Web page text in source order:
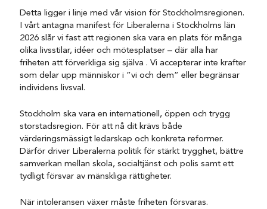
Detta ligger i linje med vår vision för Stockholmsregionen.
I vårt antagna manifest för Liberalerna i Stockholms län
2026 slår vi fast att regionen ska vara en plats för många
olika livsstilar, idéer och mötesplatser – där alla har
friheten att förverkliga sig själva . Vi accepterar inte krafter
som delar upp människor i ”vi och dem” eller begränsar
individens livsval.
Stockholm ska vara en internationell, öppen och trygg
storstadsregion. För att nå dit krävs både
värderingsmässigt ledarskap och konkreta reformer.
Därför driver Liberalerna politik för stärkt trygghet, bättre
samverkan mellan skola, socialtjänst och polis samt ett
tydligt försvar av mänskliga rättigheter.
När intoleransen växer måste friheten försvaras.